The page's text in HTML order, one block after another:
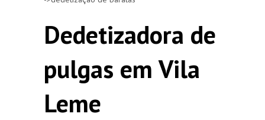
Dedetizadora de
pulgas em Vila
Leme